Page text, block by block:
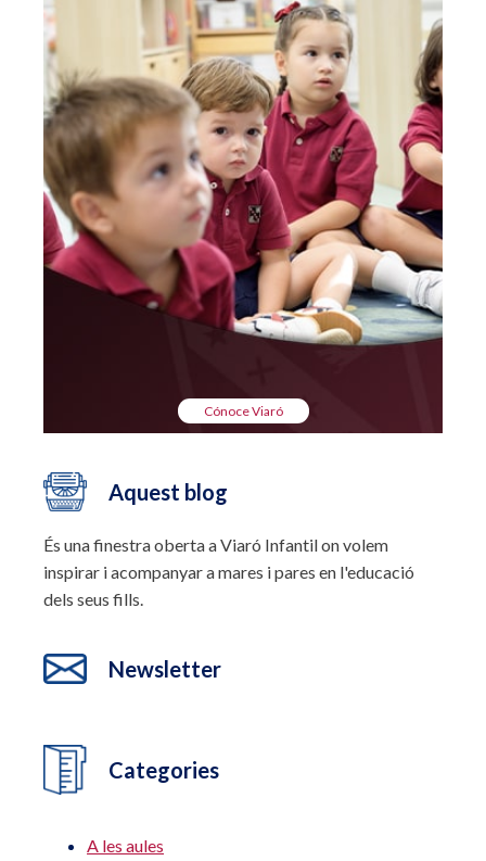
Cónoce Viaró
Aquest blog
És una finestra oberta a Viaró Infantil on volem
inspirar i acompanyar a mares i pares en l'educació
dels seus fills.
Newsletter
Categories
A les aules